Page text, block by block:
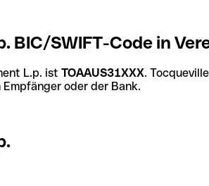
BIC/SWIFT-Code in
L.p. ist TOAAUS31XXX.
oder der Bank.